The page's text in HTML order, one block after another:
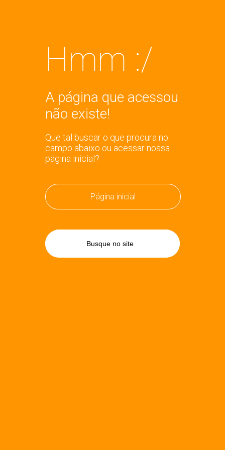
Hmm :/
A página que acessou
não existe!
Que tal buscar o que procura no
campo abaixo ou acessar nossa
página inicial?
Página inicial